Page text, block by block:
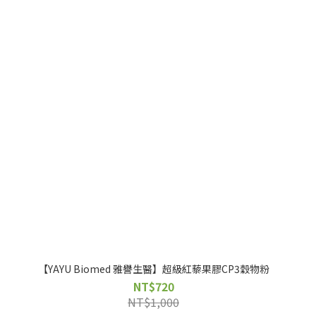
【YAYU Biomed 雅譽生醫】超級紅藜果膠CP3穀物粉
NT$720
NT$1,000